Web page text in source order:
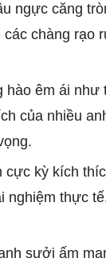
ngực căng
chàng
êm ái
của nhiều
kỳ kích
thực
sưởi ấm